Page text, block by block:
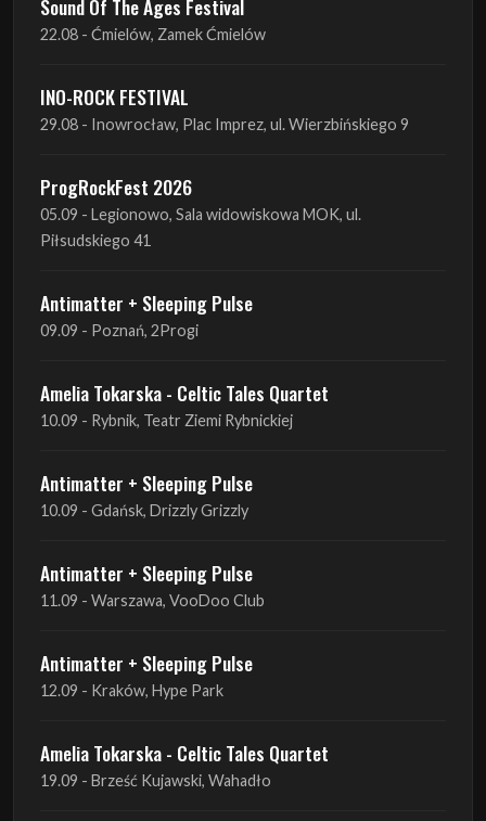
29.08 - Inowrocław, Plac Imprez, ul. Wierzbińskiego 9
ProgRockFest 2026
Antimatter + Sleeping Pulse
09.09 - Poznań, 2Progi
Amelia Tokarska - Celtic Tales Quartet
10.09 - Rybnik, Teatr Ziemi Rybnickiej
Antimatter + Sleeping Pulse
Antimatter + Sleeping Pulse
11.09 - Warszawa, VooDoo Club
Antimatter + Sleeping Pulse
12.09 - Kraków, Hype Park
Amelia Tokarska - Celtic Tales Quartet
19.09 - Brześć Kujawski, Wahadło
Liquid Shadows
19.09 - Kościan, Kościańskim Ośrodku Kultury